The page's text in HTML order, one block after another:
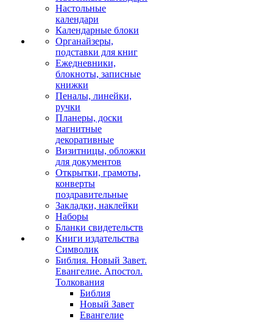
Настольные
календари
Календарные блоки
Органайзеры,
подставки для книг
Ежедневники,
блокноты, записные
книжки
Пеналы, линейки,
ручки
Планеры, доски
магнитные
декоративные
Визитницы, обложки
для документов
Открытки, грамоты,
конверты
поздравительные
Закладки, наклейки
Наборы
Бланки свидетельств
Книги издательства
Символик
Библия. Новый Завет.
Евангелие. Апостол.
Толкования
Библия
Новый Завет
Евангелие